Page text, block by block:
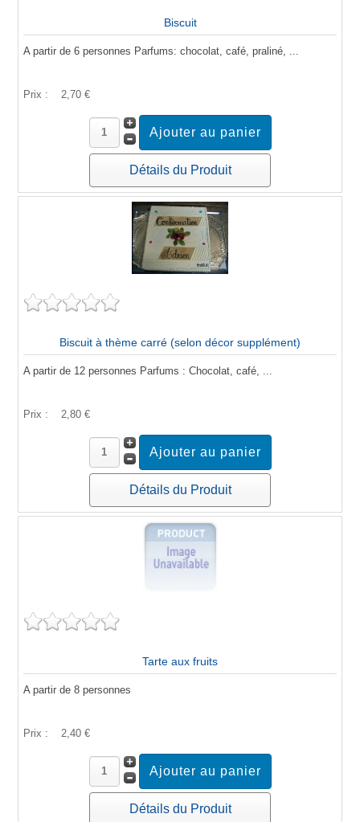
Biscuit
A partir de 6 personnes Parfums: chocolat, café, praliné, ...
Prix : 2,70 €
Détails du Produit
Biscuit à thème carré (selon décor supplément)
A partir de 12 personnes Parfums : Chocolat, café, ...
Prix : 2,80 €
Détails du Produit
Tarte aux fruits
A partir de 8 personnes
Prix : 2,40 €
Détails du Produit